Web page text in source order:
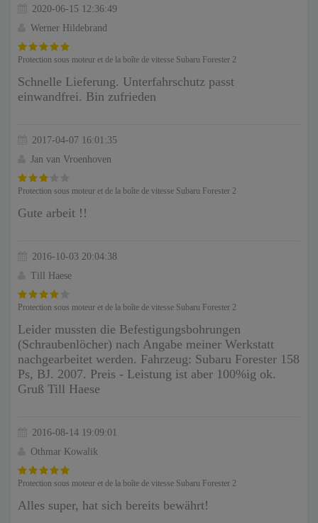
2020-06-15 12:36:49
Werner Hildebrand
Protection sous moteur et de la boîte de vitesse Subaru Forester 2
Schnelle Lieferung. Unterfahrschutz passt
einwandfrei. Bin zufrieden
2017-04-07 16:01:35
Jan van Vroenhoven
Protection sous moteur et de la boîte de vitesse Subaru Forester 2
Gute arbeit !!
2016-10-03 20:04:38
Till Haese
Protection sous moteur et de la boîte de vitesse Subaru Forester 2
Leider mussten die Befestigungsbohrungen
(Schraubenlöcher) nach Angabe meiner Werkstatt
nachgearbeitet werden. Fahrzeug: Subaru Forester 158
Ps, BJ. 2007. Preis - Leistung ist aber 100%ig ok.
Gruß Till Haese
2016-08-14 19:09:01
Othmar Kowalik
Protection sous moteur et de la boîte de vitesse Subaru Forester 2
Alles super, hat sich bereits bewährt!